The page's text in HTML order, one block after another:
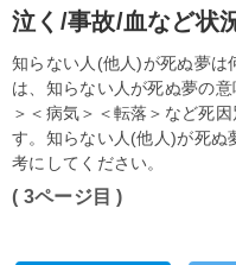
泣く/事故/血など状
知らない人(他人)が死ぬ夢は
は、知らない人が死ぬ夢の
＞＜病気＞＜転落＞など死
す。知らない人(他人)が死ぬ
考にしてください。
( 3ページ目 )